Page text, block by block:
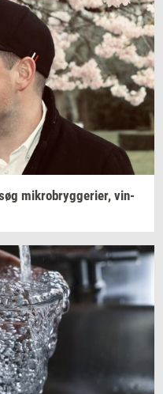
mi­kro­bryg­ge­ri­er, vin­